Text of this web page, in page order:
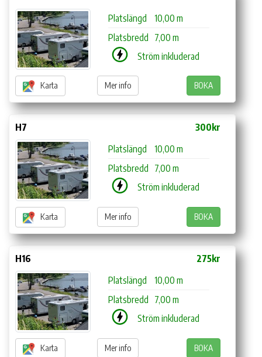
Platslängd
10,00 m
Platsbredd 7,00 m
Ström inkluderad
Karta Mer info BOKA
H7
300kr
Platslängd
10,00 m
Platsbredd
7,00 m
Ström inkluderad
Karta Mer info BOKA
H16
275kr
Platslängd
10,00 m
Platsbredd
7,00 m
Ström inkluderad
Karta Mer info BOKA